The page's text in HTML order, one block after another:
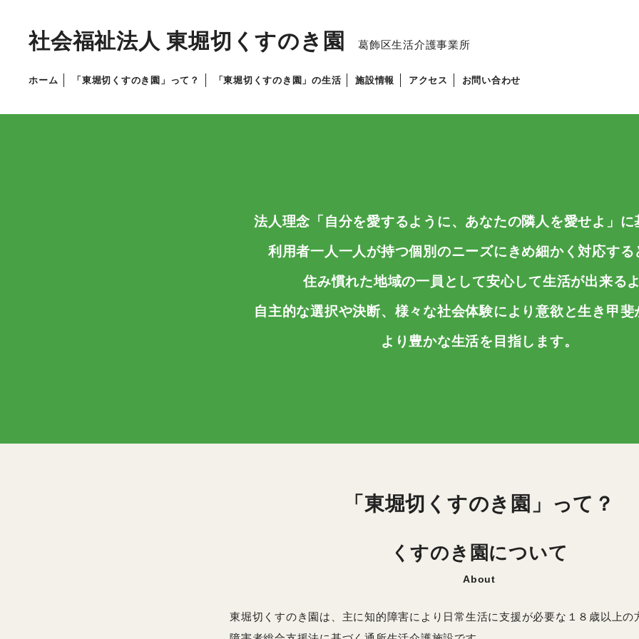
社会福祉法人 東堀切くすのき園 葛飾区生活介護事業所
ホーム 「東堀切くすのき園」って？ 「東堀切くすのき園」の生活 施設情報 アクセス お問い合わせ
法人理念「自分を愛するように、あなたの隣人を愛せよ」に
利用者一人一人が持つ個別のニーズにきめ細かく対応する
住み慣れた地域の一員として安心して生活が出来る
自主的な選択や決断、様々な社会体験により意欲と生き甲斐
より豊かな生活を目指します。
「東堀切くすのき園」って？
くすのき園について
About
東堀切くすのき園は、主に知的障害により日常生活に支援が必要な１８歳以上の